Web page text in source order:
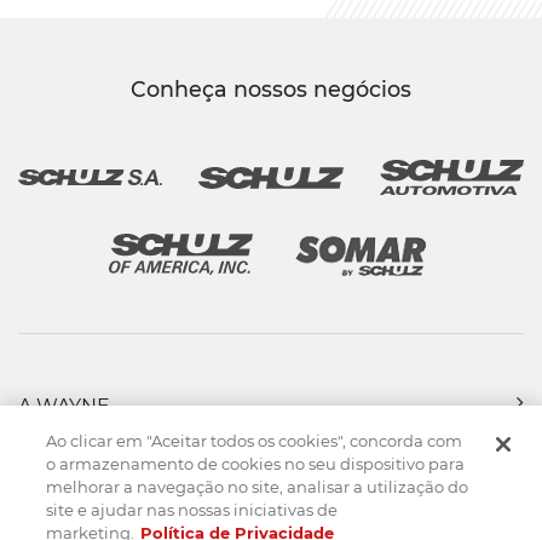
Conheça nossos negócios
A WAYNE
PRODUTOS
FORÇA DE VENDAS
ASSISTÊNCIA TÉCNICA
DOWNLOADS
Ao clicar em "Aceitar todos os cookies", concorda com
o armazenamento de cookies no seu dispositivo para
melhorar a navegação no site, analisar a utilização do
site e ajudar nas nossas iniciativas de
marketing.
Política de Privacidade